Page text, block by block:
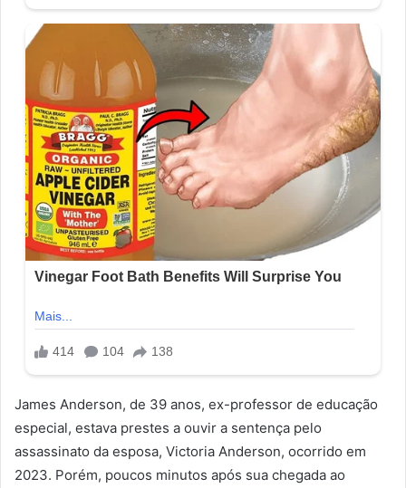
James Anderson, de 39 anos, ex-professor de educação
especial, estava prestes a ouvir a sentença pelo
assassinato da esposa, Victoria Anderson, ocorrido em
2023. Porém, poucos minutos após sua chegada ao